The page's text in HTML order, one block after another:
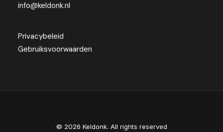
info@keldonk.nl
Privacybeleid
Gebruiksvoorwaarden
© 2026 Keldonk. All rights reserved